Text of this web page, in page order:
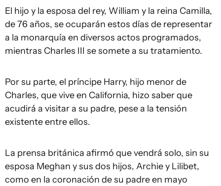
El hijo y la esposa del rey, William y la reina Camilla,
de 76 años, se ocuparán estos días de representar
a la monarquía en diversos actos programados,
mientras Charles III se somete a su tratamiento.
Por su parte, el príncipe Harry, hijo menor de
Charles, que vive en California, hizo saber que
acudirá a visitar a su padre, pese a la tensión
existente entre ellos.
La prensa británica afirmó que vendrá solo, sin su
esposa Meghan y sus dos hijos, Archie y Lilibet,
como en la coronación de su padre en mayo